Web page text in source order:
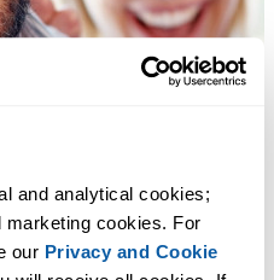
and analytical cookies;
marketing cookies. For
our Privacy and Cookie